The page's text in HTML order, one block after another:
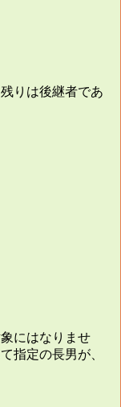
りは後継者であ
にはなりませ
指定の長男が、